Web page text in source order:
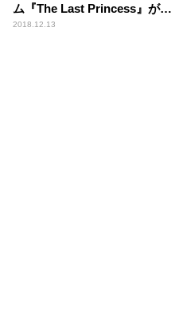
ム『The Last Princess』がリ
リース
2018.12.13